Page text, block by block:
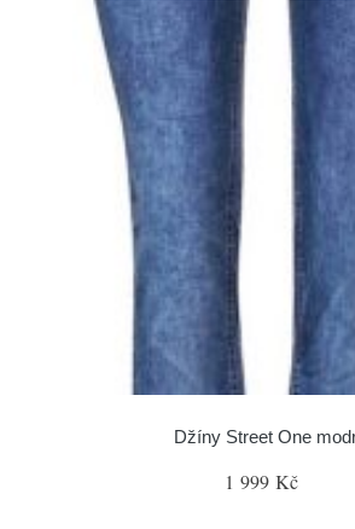
Džíny Street One
1 999 Kč